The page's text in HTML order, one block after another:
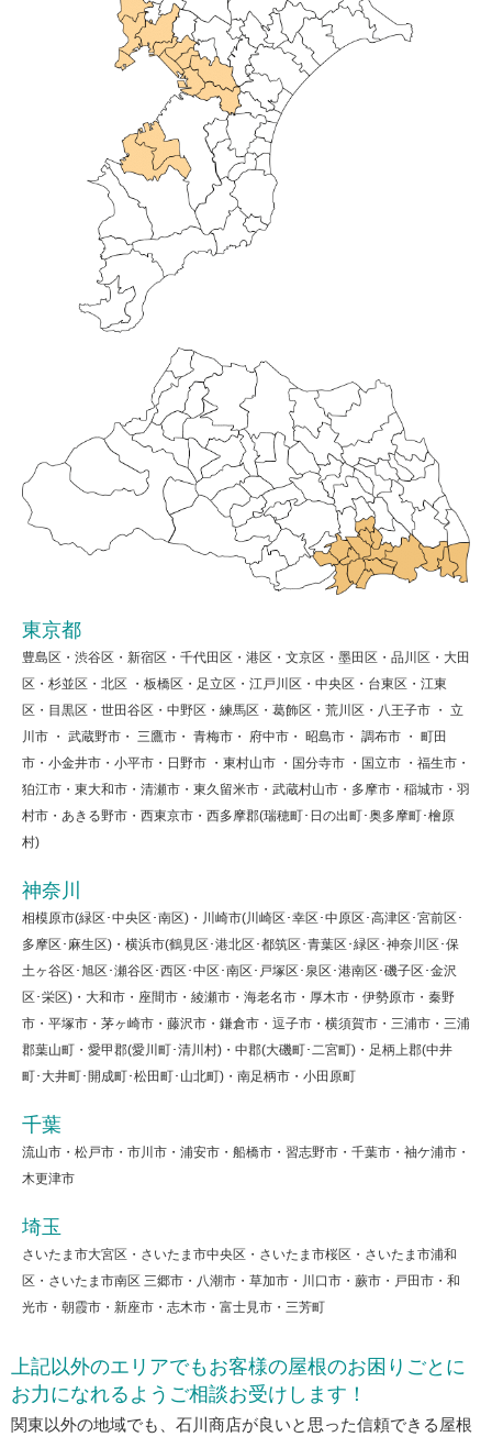
東京都
豊島区・渋谷区・新宿区・千代田区・港区・文京区・墨田区・品川区・大田
区・杉並区・北区 ・板橋区・足立区・江戸川区・中央区・台東区・江東
区・目黒区・世田谷区・中野区・練馬区・葛飾区・荒川区・八王子市 ・ 立
川市 ・ 武蔵野市・ 三鷹市・ 青梅市・ 府中市・ 昭島市・ 調布市 ・ 町田
市・小金井市・小平市・日野市 ・東村山市 ・国分寺市 ・国立市 ・福生市・
狛江市・東大和市・清瀬市・東久留米市・武蔵村山市・多摩市・稲城市・羽
村市・あきる野市・西東京市・西多摩郡(瑞穂町･日の出町･奥多摩町･檜原
村)
神奈川
相模原市(緑区･中央区･南区)・川崎市(川崎区･幸区･中原区･高津区･宮前区･
多摩区･麻生区)・横浜市(鶴見区･港北区･都筑区･青葉区･緑区･神奈川区･保
土ヶ谷区･旭区･瀬谷区･西区･中区･南区･戸塚区･泉区･港南区･磯子区･金沢
区･栄区)・大和市・座間市・綾瀬市・海老名市・厚木市・伊勢原市・秦野
市・平塚市・茅ヶ崎市・藤沢市・鎌倉市・逗子市・横須賀市・三浦市・三浦
郡葉山町・愛甲郡(愛川町･清川村)・中郡(大磯町･二宮町)・足柄上郡(中井
町･大井町･開成町･松田町･山北町)・南足柄市・小田原町
千葉
流山市・松戸市・市川市・浦安市・船橋市・習志野市・千葉市・袖ケ浦市・
木更津市
埼玉
さいたま市大宮区・さいたま市中央区・さいたま市桜区・さいたま市浦和
区・さいたま市南区 三郷市・八潮市・草加市・川口市・蕨市・戸田市・和
光市・朝霞市・新座市・志木市・富士見市・三芳町
上記以外のエリアでもお客様の屋根のお困りごとに
お力になれるようご相談お受けします！
関東以外の地域でも、石川商店が良いと思った信頼できる屋根